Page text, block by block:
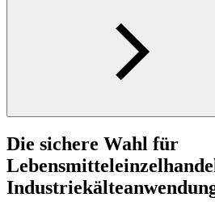
Die sichere Wahl für